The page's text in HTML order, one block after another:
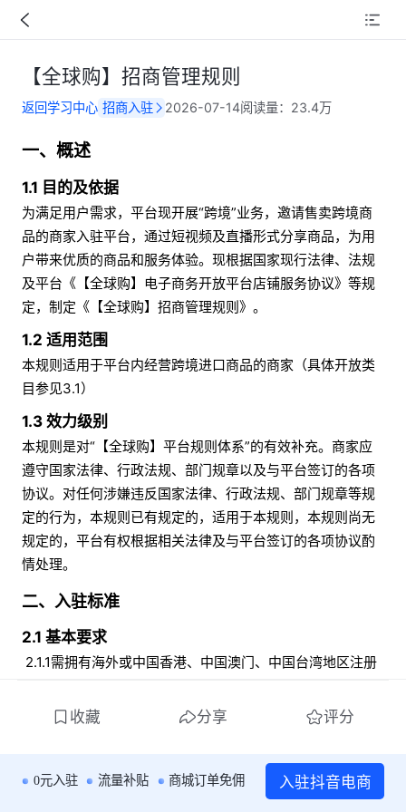
【全球购】招商管理规则
返回学习中心 招商入驻 2026-07-14阅读量： 23.4万
一、概述
1.1 目的及依据
为满足用户需求，平台现开展“跨境”业务，邀请售卖跨境商
品的商家入驻平台，通过短视频及直播形式分享商品，为用
户带来优质的商品和服务体验。现根据国家现行法律、法规
及平台《【全球购】电子商务开放平台店铺服务协议》等规
定，制定《【全球购】招商管理规则》。
1.2 适用范围
本规则适用于平台内经营跨境进口商品的商家（具体开放类
目参见3.1）
1.3 效力级别
本规则是对“【全球购】平台规则体系”的有效补充。商家应
遵守国家法律、行政法规、部门规章以及与平台签订的各项
协议。对任何涉嫌违反国家法律、行政法规、部门规章等规
定的行为，本规则已有规定的，适用于本规则，本规则尚无
规定的，平台有权根据相关法律及与平台签订的各项协议酌
情处理。
二、入驻标准
2.1 基本要求
2.2 优先招募
收藏 分享 评分
0元入驻 流量补贴 商城订单免佣 入驻抖音电商